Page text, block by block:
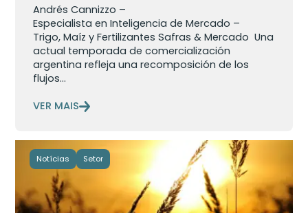
Andrés Cannizzo –
Especialista en Inteligencia de Mercado –
Trigo, Maíz y Fertilizantes Safras & Mercado Una
actual temporada de comercialización
argentina refleja una recomposición de los
flujos...
VER MAIS
Notícias Setor